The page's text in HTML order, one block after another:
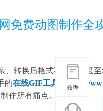
免费动图制作全
、转换后格式不兼容，甚
的在线GIF工具
https://
作所有痛点。